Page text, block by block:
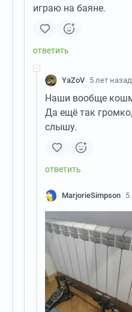
играю на баяне.
YaZoV 5 лет назад
Наши вообще
Да ещё так
слышу.
MarjorieSimpson 5